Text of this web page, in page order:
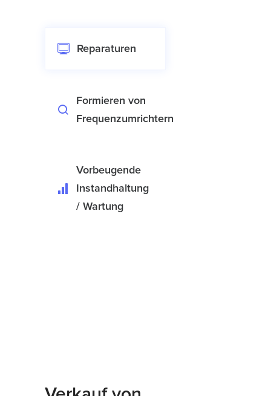
Reparaturen
Formieren von
Frequenzumrichtern
Vorbeugende
Instandhaltung
/ Wartung